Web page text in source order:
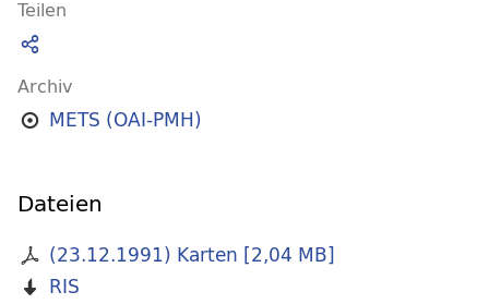
Teilen
Archiv
METS (OAI-PMH)
Dateien
(23.12.1991) Karten [2,04 MB]
RIS